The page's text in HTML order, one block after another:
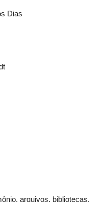
Dias
arquivos, bibliotecas,